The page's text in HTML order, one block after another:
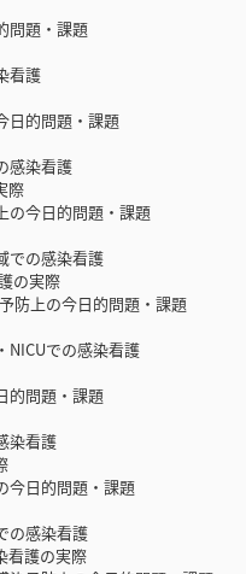
題・課題
看護
的問題・課題
感染看護
際
今日的問題・課題
の感染看護
の実際
上の今日的問題・課題
での感染看護
問題・課題
染看護
日的問題・課題
の感染看護
護の実際